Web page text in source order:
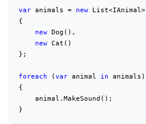
var animals = new List<IAnimal>
{
new Dog(),
new Cat()
};
foreach (var animal in animals)
{
    animal.MakeSound();
}